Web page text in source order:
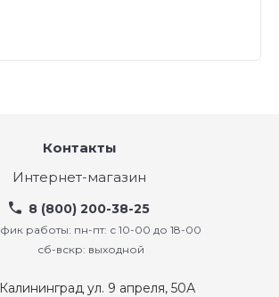
Контакты
Интернет-магазин
8 (800) 200-38-25
работы: пн-пт: с 10-00 до 18-00
сб-вскр: выходной
Калининград ул. 9 апреля, 50А